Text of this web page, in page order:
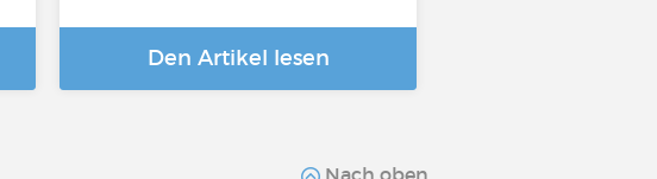
Den Artikel lesen
Nach oben